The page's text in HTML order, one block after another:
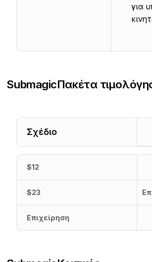
για
SubmagicΠακέτα
Σχέδιο
$12
$23
Επιχείρηση